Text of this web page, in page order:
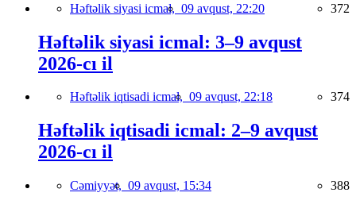
Həftəlik siyasi icmal, 09 avqust, 22:20 372
Həftəlik siyasi icmal: 3–9 avqust
2026-cı il
Həftəlik iqtisadi icmal, 09 avqust, 22:18 374
Həftəlik iqtisadi icmal: 2–9 avqust
2026-cı il
Cəmiyyət, 09 avqust, 15:34 388